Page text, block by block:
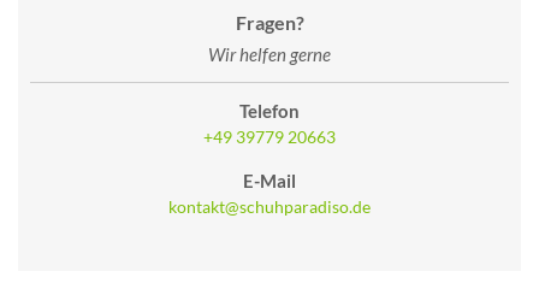
Fragen?
Wir helfen gerne
Telefon
+49 39779 20663
E-Mail
kontakt@schuhparadiso.de